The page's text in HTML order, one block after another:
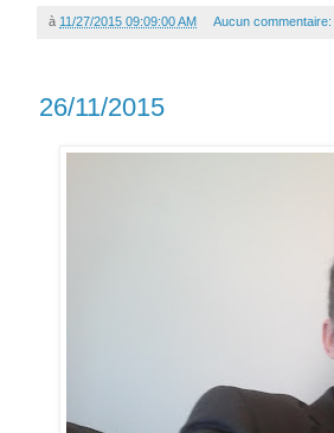
à 11/27/2015 09:09:00 AM Aucun commentaire:
26/11/2015